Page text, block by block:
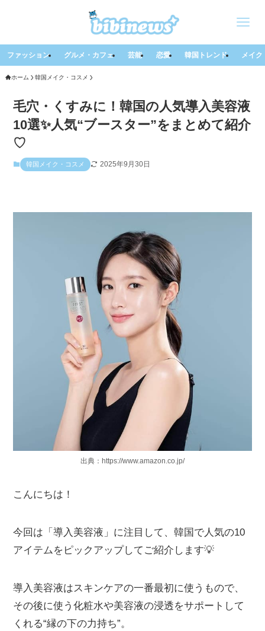
ファッション グルメ・カフェ 芸能 恋愛 韓国トレンド メイク
ホーム 韓国メイク・コスメ
毛穴・くすみに！韓国の人気導入美容液
10選✨人気“ブースター”をまとめて紹介
♡
韓国メイク・コスメ 2025年9月30日
出典：https://www.amazon.co.jp/
こんにちは！
今回は「導入美容液」に注目して、韓国で人気の10
アイテムをピックアップしてご紹介します💡
導入美容液はスキンケアの一番最初に使うもので、
その後に使う化粧水や美容液の浸透をサポートして
くれる“縁の下の力持ち”。